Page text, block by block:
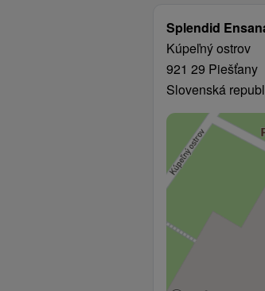
Splendid
Kúpeľný ostrov
921 29 Piešťany
Slovenská